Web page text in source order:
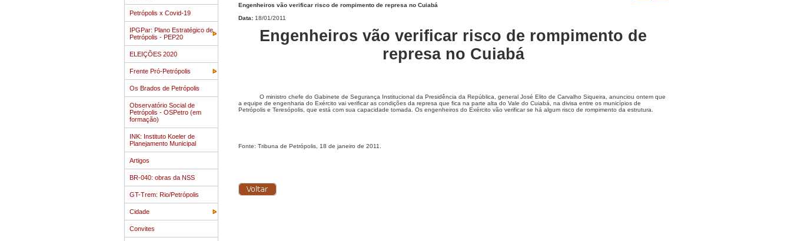
Petrópolis x Covid-19
IPGPar: Plano Estratégico de
Petrópolis - PEP20
ELEIÇÕES 2020
Frente Pró-Petrópolis
Os Brados de Petrópolis
Observatório Social de
Petrópolis - OSPetro (em
formação)
INK: Instituto Koeler de
Planejamento Municipal
Artigos
BR-040: obras da NSS
GT-Trem: Rio/Petrópolis
Cidade
Convites
Engenheiros vão verificar risco de rompimento de represa no Cuiabá
Data: 18/01/2011
Engenheiros vão verificar risco de rompimento de
represa no Cuiabá
O ministro chefe do Gabinete de Segurança Institucional da Presidência da República, general José Elito de Carvalho Siqueira, anunciou ontem que
a equipe de engenharia do Exército vai verificar as condições da represa que fica na parte alta do Vale do Cuiabá, na divisa entre os municípios de
Petrópolis e Teresópolis, que está com sua capacidade tomada. Os engenheiros do Exército vão verificar se há algum risco de rompimento da estrutura.
Fonte: Tribuna de Petrópolis, 18 de janeiro de 2011.